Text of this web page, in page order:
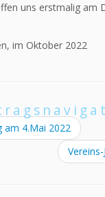
uns erstmalig am
im Oktober 2022
am 4.Mai 2022